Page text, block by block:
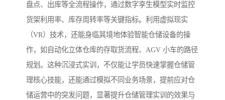
盘点、出库等全流程操作，通过数字孪生模型实时监控
货架利用率、库存周转率等关键指标。利用虚拟现实
（VR）技术，还能身临其境地体验智能仓储设备的操
作，如自动化立体仓库的存取货流程、AGV 小车的路径
规划。这种沉浸式实训，不仅能让学员快速掌握仓储管
理核心技能，还能通过模拟不同业务场景，提前应对仓
储运营中的突发问题，显著提升仓储管理实训的效果与